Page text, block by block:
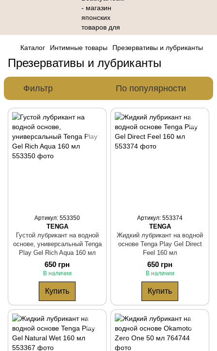
Каталог Интимные товары Презервативы и лубриканты
Презервативы и лубриканты
Фильтр По популярности
Артикул: 553350
TENGA
Густой лубрикант на водной
основе, универсальный Tenga
Play Gel Rich Aqua 160 мл
650 грн
В наличии
Купить
Артикул: 553374
TENGA
Жидкий лубрикант на водной
основе Tenga Play Gel Direct
Feel 160 мл
650 грн
В наличии
Купить